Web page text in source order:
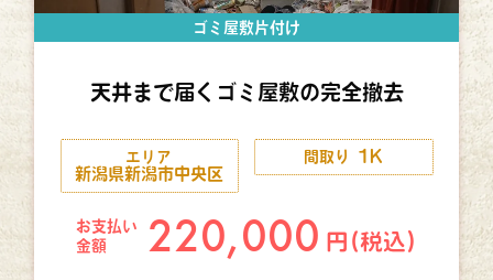
ゴミ屋敷片付け
天井まで届くゴミ屋敷の完全撤去
エリア
新潟県新潟市中央区
間取り 1K
お支払い
金額
220,000 円(税込)